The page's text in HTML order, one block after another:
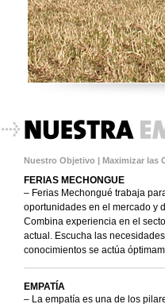
Nuestro Objetivo | Maximizar las
FERIAS MECHONGUE
– Ferias Mechongué trabaja
oportunidades en el mercado y
Combina experiencia en el
actual. Escucha las
conocimientos se actúa
EMPATÍA
– La empatía es una de los